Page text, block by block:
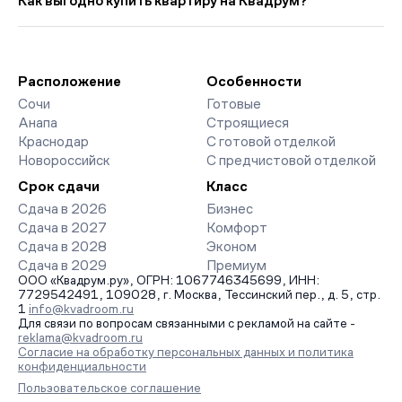
страницах ЖК доступны отзывы жильцов о качестве
строительства, интерактивный генплан корпусов, сроки
организует просмотр и поможет одобрить ипотеку по
минимальной ставке. Чтобы зафиксировать цену, оставьте
заявку на обратный звонок.
Расположение
Сочи
Анапа
Краснодар
Новороссийск
Особенности
Готовые
Строящиеся
С готовой отделкой
С предчистовой отделкой
Срок сдачи
Сдача в 2026
Сдача в 2027
Сдача в 2028
Сдача в 2029
Класс
Бизнес
Комфорт
Эконом
Премиум
ООО «Квадрум.ру», ОГРН: 1067746345699, ИНН:
7729542491, 109028, г. Москва, Тессинский пер., д. 5, стр.
1 info@kvadroom.ru
Для связи по вопросам связанными с рекламой на сайте -
reklama@kvadroom.ru
Согласие на обработку персональных данных и политика
конфиденциальности
Пользовательское соглашение